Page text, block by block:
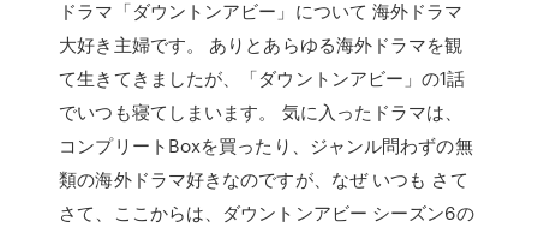
ドラマ「ダウントンアビー」について 海外ドラマ
大好き主婦です。 ありとあらゆる海外ドラマを観
て生きてきましたが、「ダウントンアビー」の1話
でいつも寝てしまいます。 気に入ったドラマは、
コンプリートBoxを買ったり、ジャンル問わずの無
類の海外ドラマ好きなのですが、なぜ いつも さて
さて、ここからは、ダウントンアビー シーズン6の